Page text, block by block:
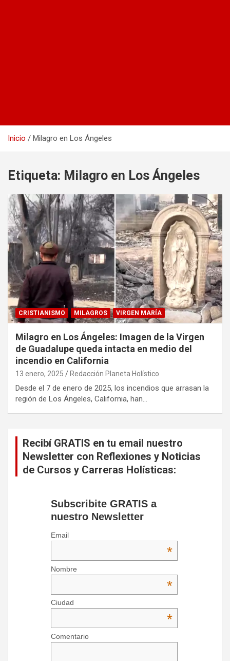
Inicio Milagro en Los Ángeles
Etiqueta: Milagro en Los Ángeles
CRISTIANISMO MILAGROS VIRGEN MARÍA
Milagro en Los Ángeles: Imagen de la Virgen
de Guadalupe queda intacta en medio del
incendio en California
13 enero, 2025 Redacción Planeta Holístico
Desde el 7 de enero de 2025, los incendios que arrasan la
región de Los Ángeles, California, han…
Recibí GRATIS en tu email nuestro
Newsletter con Reflexiones y Noticias
de Cursos y Carreras Holísticas:
Subscribite GRATIS a
nuestro Newsletter
Email
*
Nombre
*
Ciudad
*
Comentario